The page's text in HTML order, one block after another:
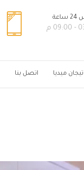
تيجان ميديا اتصل بنا